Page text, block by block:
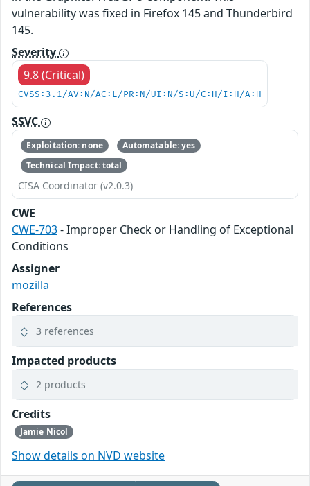
vulnerability was fixed in Firefox 145 and Thunderbird
145.
Severity
9.8 (Critical)
CVSS:3.1/AV:N/AC:L/PR:N/UI:N/S:U/C:H/I:H/A:H
SSVC
Exploitation: none
Automatable: yes
Technical Impact: total
CISA Coordinator (v2.0.3)
CWE
CWE-703- Improper Check or Handling of Exceptional
Conditions
Assigner
mozilla
References
3 references
Impacted products
2 products
Credits
Jamie Nicol
Show details on NVD website